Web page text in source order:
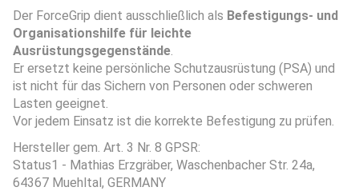
Der ForceGrip dient ausschließlich als Befestigungs- und
Organisationshilfe für leichte
Ausrüstungsgegenstände
Er ersetzt keine persönliche Schutzausrüstung (PSA) und
ist nicht für das Sichern von Personen oder schweren
Lasten geeignet.
Vor jedem Einsatz ist die korrekte Befestigung zu prüfen.
Hersteller gem. Art. 3 Nr. 8 GPSR:
Status1 - Mathias Erzgräber, Waschenbacher Str. 24a,
64367 Muehltal, GERMANY